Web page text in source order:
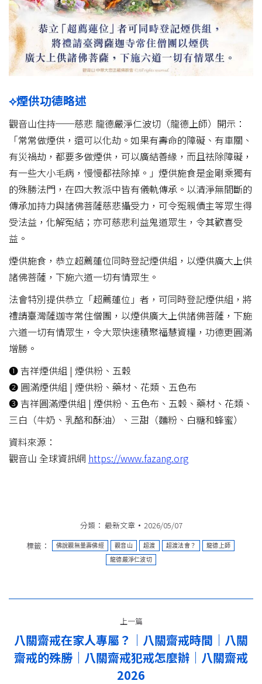
⟡煙供功德略述
觀音山住持──慈悲 龍德嚴淨仁波切（龍德上師）開示：
「常常做煙供，還可以化劫。如果有壽命的障礙、有車關、
有災禍劫，都要多做煙供，可以廣結善緣，而且祛除障礙，
有一些大小毛病，慢慢都祛除掉。」煙供施食是金剛乘獨有
的殊勝法門，在四大教派中皆有儀軌傳承。以清淨無間斷的
傳承加持力與諸佛菩薩慈悲攝受力，可令冤親債主等眾生得
受法益，化解冤結；亦可慈悲利益鬼道眾生，令其歡喜受
益。
煙供施食，恭立超薦蓮位同時登記煙供組，以煙供廣大上供
諸佛菩薩，下施六道一切有情眾生。
法會特別提供恭立「超薦蓮位」者，可同時登記煙供組，將
禮請臺灣薩迦寺常住僧團，以煙供廣大上供諸佛菩薩，下施
六道一切有情眾生，令大眾快速積聚福慧資糧，功德更圓滿
增勝。
❶ 吉祥煙供組 | 煙供粉、五穀
❷ 圓滿煙供組 | 煙供粉、藥材、花類、五色布
❸ 吉祥圓滿煙供組 | 煙供粉、五色布、五穀、藥材、花類、
三白（牛奶、乳酪和酥油）、三甜（麵粉、白糖和蜂蜜）
資料來源：
觀音山 全球資訊網 https://www.fazang.org
分類： 最新文章
2026/05/07
標籤：
佛說觀無量壽佛經 觀音山 超渡 超渡法會？ 龍德上師
龍德嚴淨仁波切
章
导
上一篇
上
一
八關齋戒在家人專屬？｜八關齋戒時間｜八關
齋戒的殊勝｜八關齋戒犯戒怎麼辦｜八關齋戒
2026